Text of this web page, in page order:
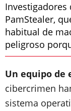
PamStealer,
habitual de
peligroso
Un equipo de
cibercrimen
sistema